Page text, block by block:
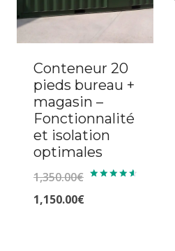
Conteneur 20
pieds bureau +
magasin –
Fonctionnalité
et isolation
optimales
1,350.00€
Le
1,150.00€